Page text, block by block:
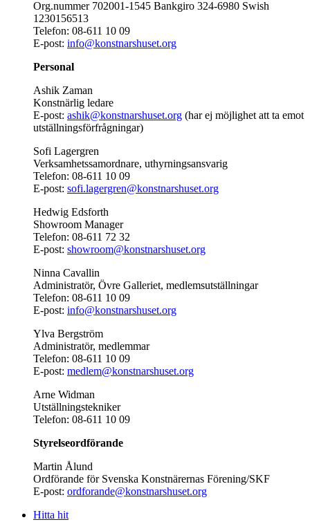
Org.nummer 702001-1545 Bankgiro 324-6980 Swish
1230156513
Telefon: 08-611 10 09
E-post: info@konstnarshuset.org
Personal
Ashik Zaman
Konstnärlig ledare
E-post: ashik@konstnarshuset.org (har ej möjlighet att ta emot
utställningsförfrågningar)
Sofi Lagergren
Verksamhetssamordnare, uthyrningsansvarig
Telefon: 08-611 10 09
E-post: sofi.lagergren@konstnarshuset.org
Hedwig Edsforth
Showroom Manager
Telefon: 08-611 72 32
E-post: showroom@konstnarshuset.org
Ninna Cavallin
Administratör, Övre Galleriet, medlemsutställningar
Telefon: 08-611 10 09
E-post: info@konstnarshuset.org
Ylva Bergström
Administratör, medlemmar
Telefon: 08-611 10 09
E-post: medlem@konstnarshuset.org
Arne Widman
Utställningstekniker
Telefon: 08-611 10 09
Styrelseordförande
Martin Ålund
Ordförande för Svenska Konstnärernas Förening/SKF
E-post: ordforande@konstnarshuset.org
Hitta hit